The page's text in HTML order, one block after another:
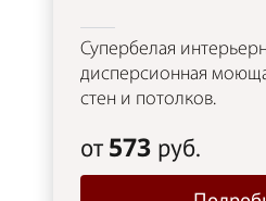
Супербелая
дисперсионная
стен и потолков.
от 573 руб.